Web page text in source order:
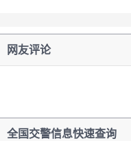
网友评论
全国交警信息快速查询